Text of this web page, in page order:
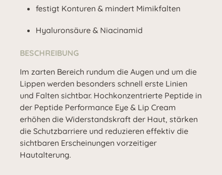
festigt Konturen & mindert Mimikfalten
Hyaluronsäure & Niacinamid
BESCHREIBUNG
Im zarten Bereich rundum die Augen und um die
Lippen werden besonders schnell erste Linien
und Falten sichtbar. Hochkonzentrierte Peptide in
der Peptide Performance Eye & Lip Cream
erhöhen die Widerstandskraft der Haut, stärken
die Schutzbarriere und reduzieren effektiv die
sichtbaren Erscheinungen vorzeitiger
Hautalterung.